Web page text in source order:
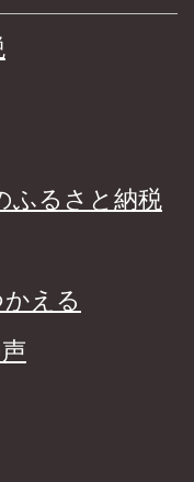
ふるさと納税
える